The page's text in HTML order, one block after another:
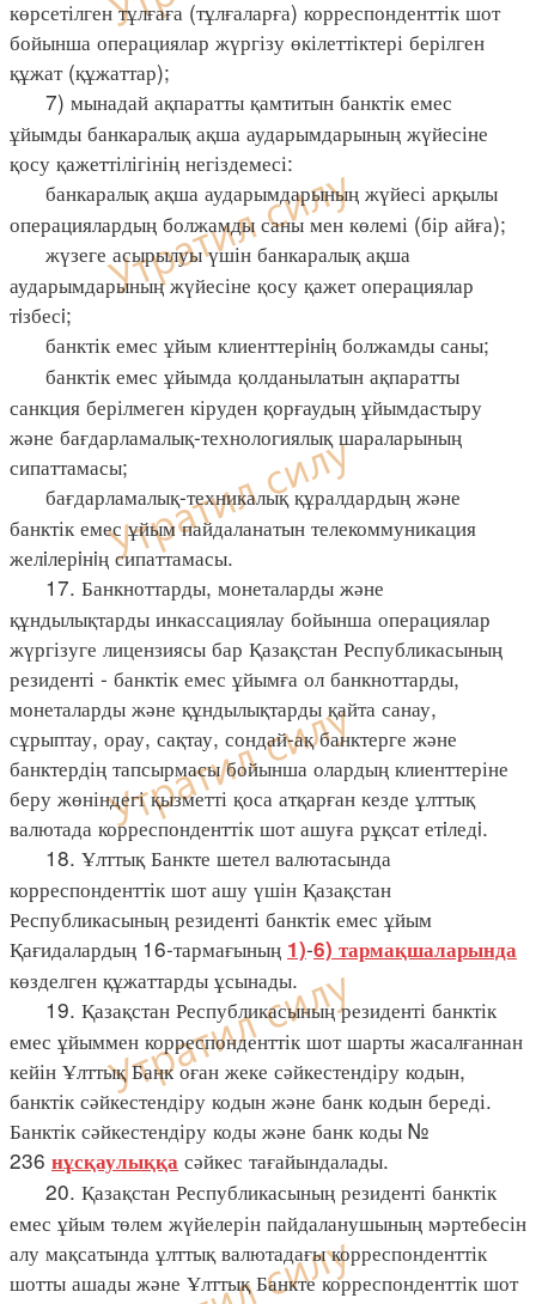
көрсетілген тұлғаға (тұлғаларға) корреспонденттік шот
бойынша операциялар жүргізу өкілеттіктері берілген
құжат (құжаттар);
7) мынадай ақпаратты қамтитын банктік емес
ұйымды банкаралық ақша аударымдарының жүйесіне
қосу қажеттілігінің негіздемесі:
банкаралық ақша аударымдарының жүйесі арқылы
операциялардың болжамды саны мен көлемі (бір айға);
жүзеге асырылуы үшін банкаралық ақша
аударымдарының жүйесіне қосу қажет операциялар
тiзбесi;
банктік емес ұйым клиенттерiнiң болжамды саны;
банктік емес ұйымда қолданылатын ақпаратты
санкция берілмеген кіруден қорғаудың ұйымдастыру
және бағдарламалық-технологиялық шараларының
сипаттамасы;
бағдарламалық-техникалық құралдардың және
банктік емес ұйым пайдаланатын телекоммуникация
желiлерiнiң сипаттамасы.
17. Банкноттарды, монеталарды және
құндылықтарды инкассациялау бойынша операциялар
жүргізуге лицензиясы бар Қазақстан Республикасының
резиденті - банктік емес ұйымға ол банкноттарды,
монеталарды және құндылықтарды қайта санау,
сұрыптау, орау, сақтау, сондай-ақ банктерге және
банктердің тапсырмасы бойынша олардың клиенттеріне
беру жөніндегі қызметті қоса атқарған кезде ұлттық
валютада корреспонденттік шот ашуға рұқсат етiледi.
18. Ұлттық Банкте шетел валютасында
корреспонденттік шот ашу үшін Қазақстан
Республикасының резиденті банктік емес ұйым
Қағидалардың 16-тармағының 1)-6) тармақшаларында
көзделген құжаттарды ұсынады.
19. Қазақстан Республикасының резиденті банктік
емес ұйыммен корреспонденттік шот шарты жасалғаннан
кейін Ұлттық Банк оған жеке сәйкестендіру кодын,
банктік сәйкестендіру кодын және банк кодын береді.
Банктік сәйкестендіру коды және банк коды №
236 нұсқаулыққа сәйкес тағайындалады.
20. Қазақстан Республикасының резиденті банктік
емес ұйым төлем жүйелерін пайдаланушының мәртебесін
алу мақсатында ұлттық валютадағы корреспонденттік
шотты ашады және Ұлттық Банкте корреспонденттік шот